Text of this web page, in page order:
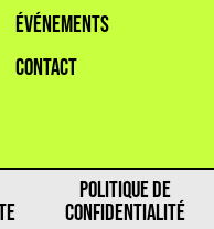
ÉVÉNEMENTS
CONTACT
POLITIQUE DE
CONFIDENTIALITÉ